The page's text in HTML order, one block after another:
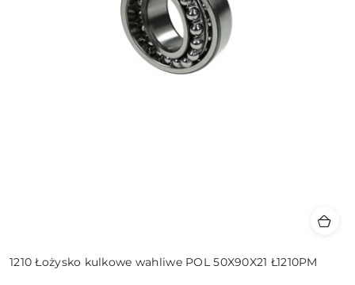
1210 Łożysko kulkowe wahliwe POL 50X90X21 Ł1210PM